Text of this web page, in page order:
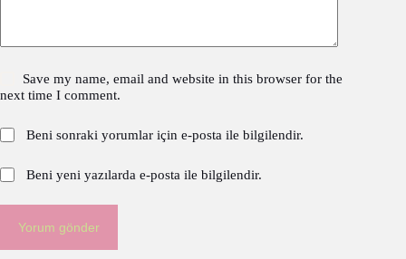
Save my name, email and website in this browser for the
next time I comment.
Beni sonraki yorumlar için e-posta ile bilgilendir.
Beni yeni yazılarda e-posta ile bilgilendir.
Yorum gönder